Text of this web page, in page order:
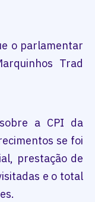
o parlamentar
Trad
a CPI da
se foi
prestação de
e o total